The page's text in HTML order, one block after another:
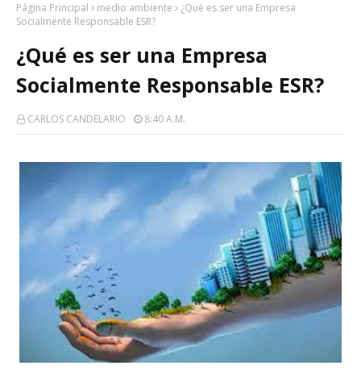
complicaciones
Página Principal medio ambiente
¿Qué es ser una Empresa
Socialmente Responsable ESR?
¿Qué es ser una Empresa
Socialmente Responsable ESR?
CARLOS CANDELARIO 8:40 A.m.